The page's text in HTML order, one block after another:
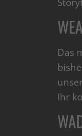
Das
Ihr